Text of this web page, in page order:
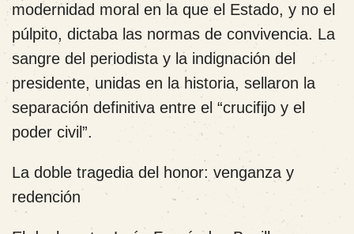
modernidad moral en la que el Estado, y no el
púlpito, dictaba las normas de convivencia. La
sangre del periodista y la indignación del
presidente, unidas en la historia, sellaron la
separación definitiva entre el “crucifijo y el
poder civil”.
La doble tragedia del honor: venganza y
redención